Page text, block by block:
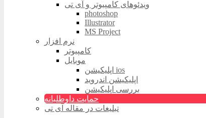
ویدئوهای کامپیوتر و آی تی
photoshop
Illustrator
MS Project
نرم افزار
کامپیوتر
موبایل
اپلیکیشن ios
اپلیکیشن اندروید
بررسی اپلیکیشن
حمایت داوطلبانه
تبلیغات در مقاله آی تی